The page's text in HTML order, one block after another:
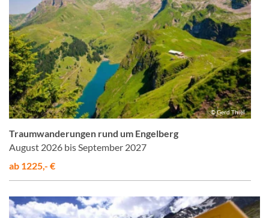
© Gerd Thiel
Traumwanderungen rund um Engelberg
August 2026 bis September 2027
ab 1225,- €